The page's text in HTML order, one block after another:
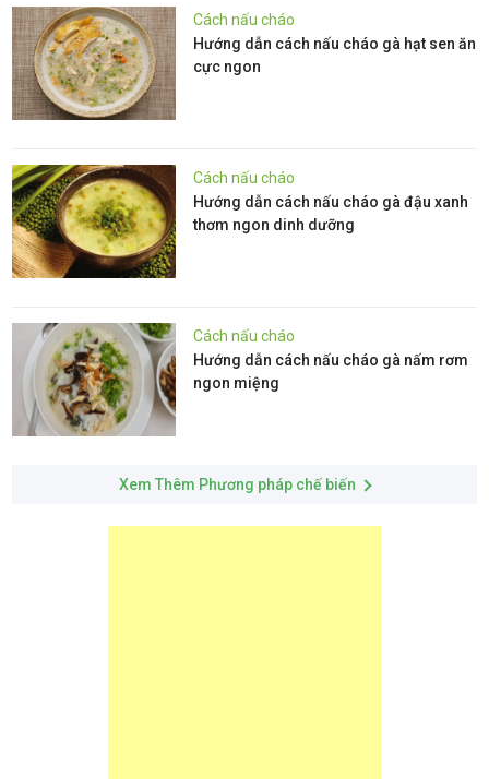
Cách nấu cháo
Hướng dẫn cách nấu cháo gà hạt sen ăn
cực ngon
Cách nấu cháo
Hướng dẫn cách nấu cháo gà đậu xanh
thơm ngon dinh dưỡng
Cách nấu cháo
Hướng dẫn cách nấu cháo gà nấm rơm
ngon miệng
Xem Thêm Phương pháp chế biến